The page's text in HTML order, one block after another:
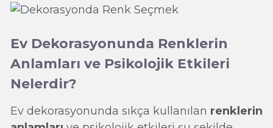
Ev Dekorasyonunda Renklerin
Anlamları ve Psikolojik Etkileri
Nelerdir?
Ev dekorasyonunda sıkça kullanılan renklerin